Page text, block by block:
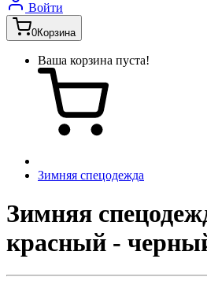
Войти
0Корзина
Ваша корзина пуста!
Зимняя спецодежда
Зимняя
красный -